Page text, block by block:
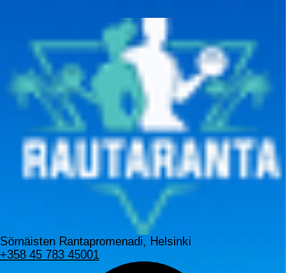
Sörnäisten Rantapromenadi, Helsinki
+358 45 783 45001